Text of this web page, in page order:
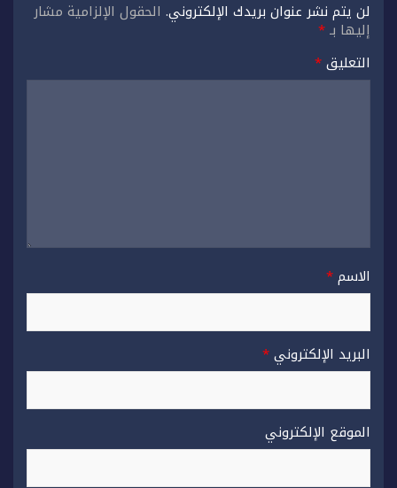
لن يتم نشر عنوان بريدك الإلكتروني. الحقول الإلزامية مشار
إليها بـ*
التعليق*
الاسم*
البريد الإلكتروني*
الموقع الإلكتروني